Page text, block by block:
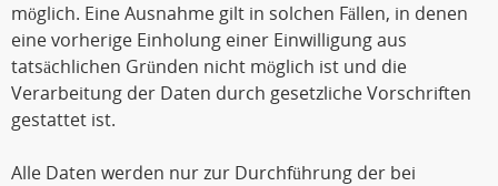
möglich. Eine Ausnahme gilt in solchen Fällen, in denen
eine vorherige Einholung einer Einwilligung aus
tatsächlichen Gründen nicht möglich ist und die
Verarbeitung der Daten durch gesetzliche Vorschriften
gestattet ist.
Alle Daten werden nur zur Durchführung der bei